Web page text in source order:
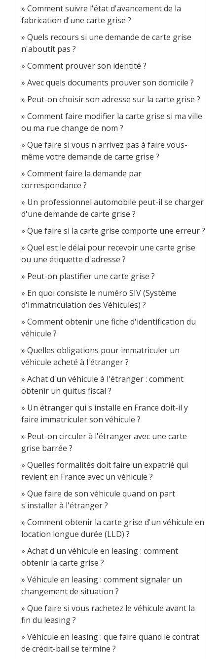
Comment suivre l'état d'avancement de la
fabrication d'une carte grise ?
Quels recours si une demande de carte grise
n'aboutit pas ?
Comment prouver son identité ?
Avec quels documents prouver son domicile ?
Peut-on choisir son adresse sur la carte grise ?
Comment faire modifier la carte grise si ma ville
ou ma rue change de nom ?
Que faire si vous n'arrivez pas à faire vous-
même votre demande de carte grise ?
Comment faire la demande par
correspondance ?
Un professionnel automobile peut-il se charger
d'une demande de carte grise ?
Que faire si la carte grise comporte une erreur ?
Quel est le délai pour recevoir une carte grise
ou une étiquette d'adresse ?
Peut-on plastifier une carte grise ?
En quoi consiste le numéro SIV (Système
d'Immatriculation des Véhicules) ?
Comment obtenir une fiche d'identification du
véhicule ?
Quelles obligations pour immatriculer un
véhicule acheté à l'étranger ?
Achat d'un véhicule à l'étranger : comment
obtenir un quitus fiscal ?
Un étranger qui s'installe en France doit-il y
faire immatriculer son véhicule ?
Peut-on circuler à l'étranger avec une carte
grise barrée ?
Quelles formalités doit faire un expatrié qui
revient en France avec un véhicule ?
Que faire de son véhicule quand on part
s'installer à l'étranger ?
Comment obtenir la carte grise d'un véhicule en
location longue durée (LLD) ?
Achat d'un véhicule en leasing : comment
obtenir la carte grise ?
Véhicule en leasing : comment signaler un
changement de situation ?
Que faire si vous rachetez le véhicule avant la
fin du leasing ?
Véhicule en leasing : que faire quand le contrat
de crédit-bail se termine ?